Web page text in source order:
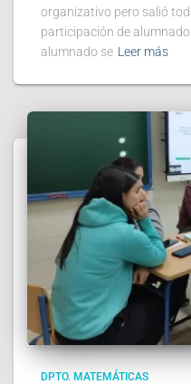
organizativo pero salió
participación de
alumnado se Leer más
DPTO. MATEMÁTICAS